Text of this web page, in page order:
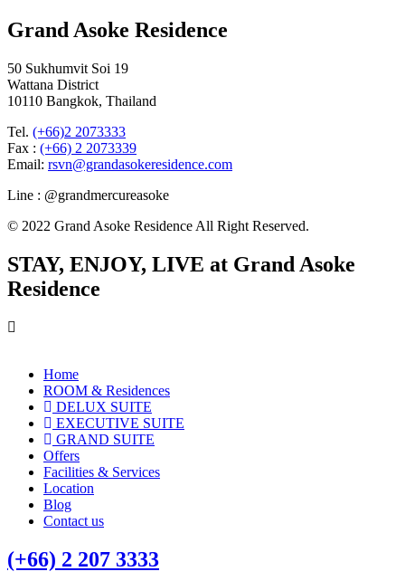
Grand Asoke Residence
50 Sukhumvit Soi 19
Wattana District
10110 Bangkok, Thailand
Tel. (+66)2 2073333
Fax : (+66) 2 2073339
Email: rsvn@grandasokeresidence.com
Line : @grandmercureasoke
© 2022 Grand Asoke Residence All Right Reserved.
STAY, ENJOY, LIVE at Grand Asoke
Residence
Home
ROOM & Residences
DELUX SUITE
EXECUTIVE SUITE
GRAND SUITE
Offers
Facilities & Services
Location
Blog
Contact us
(+66) 2 207 3333